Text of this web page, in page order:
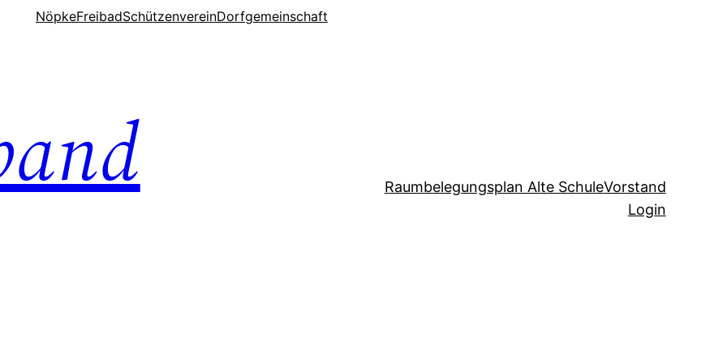
NöpkeFreibadSchützenvereinDorfgemeinschaft
Raumbelegungsplan Alte SchuleVorstand
Login